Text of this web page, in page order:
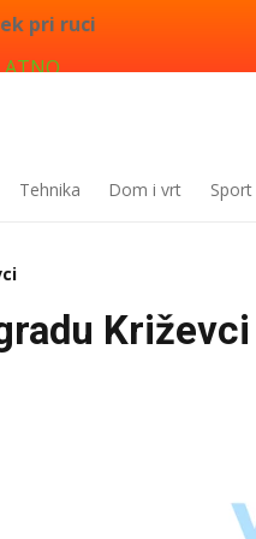
pri ruci
Tehnika Dom i vrt